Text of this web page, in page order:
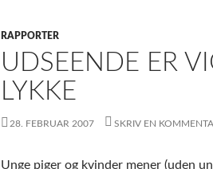
RAPPORTER
UDSEENDE ER
LYKKE
28. FEBRUAR 2007 SKRIV EN
Unge piger og kvinder mener (uden